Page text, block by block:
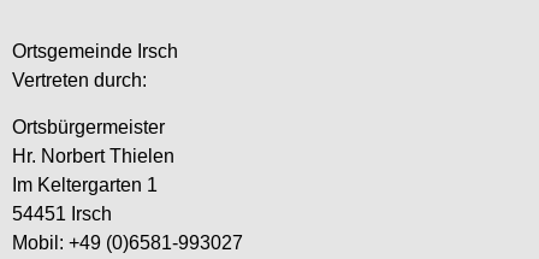
Ortsgemeinde Irsch
Vertreten durch:
Ortsbürgermeister
Hr. Norbert Thielen
Im Keltergarten 1
54451 Irsch
Mobil: +49 (0)6581-993027